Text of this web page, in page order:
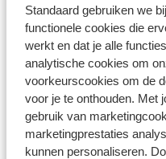
Standaard gebruiken we
functionele cookies die
werkt en dat je alle
analytische cookies om
voorkeurscookies om de
voor je te onthouden. Met
gebruik van
marketingprestaties
kunnen personaliseren.
Populaire landen
Spanje
Griekenland
Portugal
Bulgarije
Turkije
Egypte